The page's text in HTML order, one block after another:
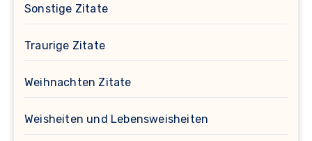
Sonstige Zitate
Traurige Zitate
Weihnachten Zitate
Weisheiten und Lebensweisheiten